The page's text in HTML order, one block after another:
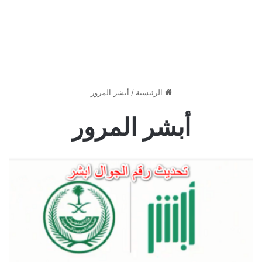
الرئيسية / أبشر المرور
أبشر المرور